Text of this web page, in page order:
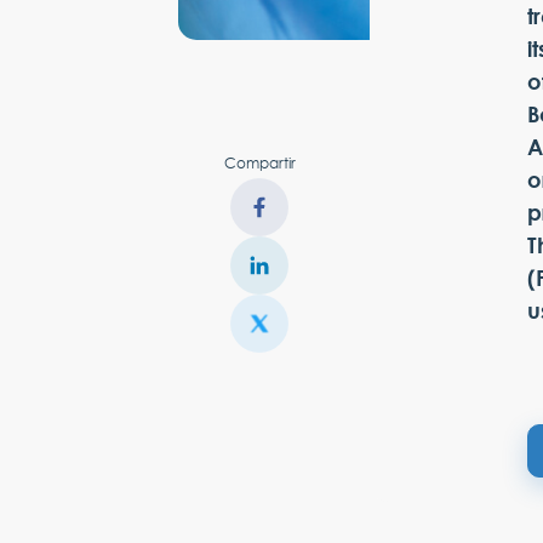
Compartir